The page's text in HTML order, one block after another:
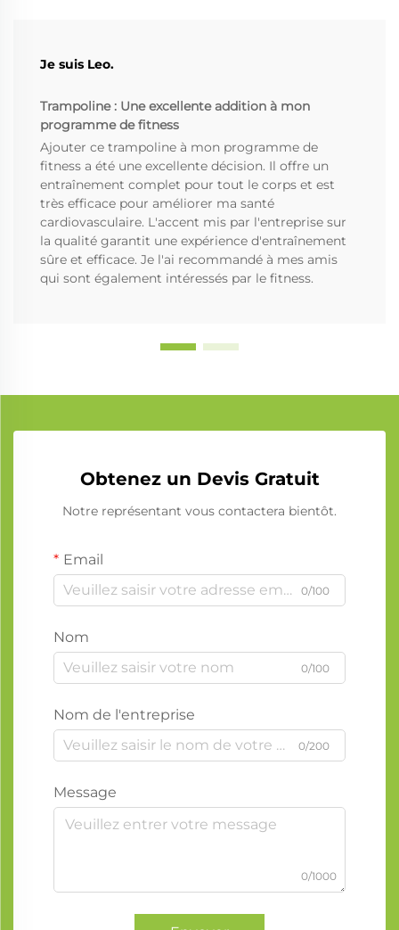
Je suis Leo.
Trampoline : Une excellente addition à mon
programme de fitness
Ajouter ce trampoline à mon programme de
fitness a été une excellente décision. Il offre un
entraînement complet pour tout le corps et est
très efficace pour améliorer ma santé
cardiovasculaire. L'accent mis par l'entreprise sur
la qualité garantit une expérience d'entraînement
sûre et efficace. Je l'ai recommandé à mes amis
qui sont également intéressés par le fitness.
Obtenez un Devis Gratuit
Notre représentant vous contactera bientôt.
Email
0/100
Nom
0/100
Nom de l'entreprise
0/200
Message
0/1000